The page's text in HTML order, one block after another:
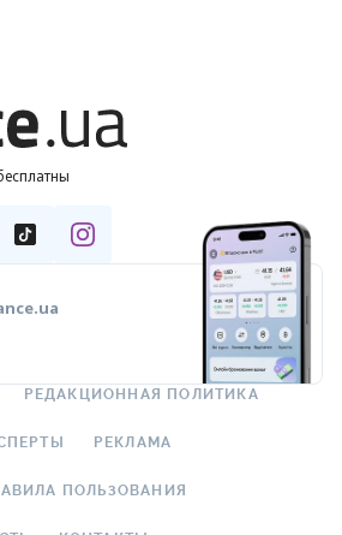
РЕДАКЦИОННАЯ ПОЛИТИКА
РЕКЛАМА
ПОЛЬЗОВАНИЯ